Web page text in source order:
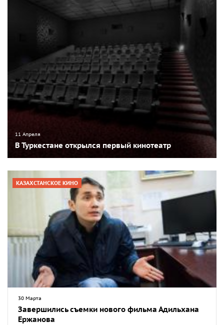
11 Апреля
В Туркестане открылся первый кинотеатр
КАЗАХСТАНСКОЕ КИНО
30 Марта
Завершились съемки нового фильма Адильхана
Ержанова